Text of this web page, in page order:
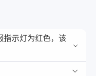
指示灯为红色，该